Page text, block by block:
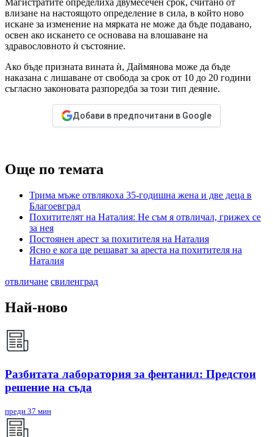
Магистратите определиха двумесечен срок, считано от
влизане на настоящото определение в сила, в който ново
искане за изменение на мярката не може да бъде подавано,
освен ако искането се основава на влошаване на
здравословното ѝ състояние.
Ако бъде призната вината ѝ, Даймянова може да бъде
наказана с лишаване от свобода за срок от 10 до 20 години
съгласно законовата разпоредба за този тип деяние.
Добави в предпочитани в Google
Още по темата
Трима мъже отвлякоха 35-годишна жена и две деца в
Благоевград
Похитителят на Наталия: Не съм я отвличал, грижех се
за нея
Постоянен арест за похитителя на Наталия
Ясно е кога ще решават за ареста на похитителя на
Наталия
отвличане свиленград
Най-ново
Разбитата лаборатория за фентанил: Предстои
решение на съда
преди 37 мин